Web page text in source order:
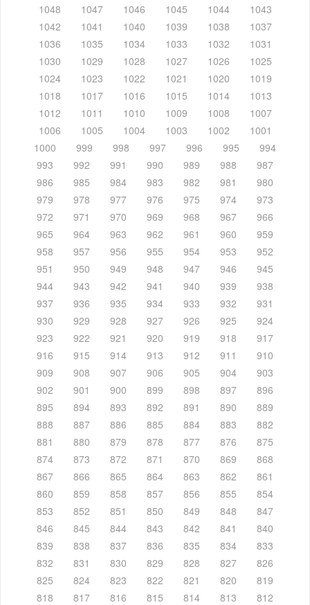
1048
1047 1046 1045 1044
1043
1042
1041 1040 1039 1038
1037
1036
1035 1034 1033 1032
1031
1030
1029 1028 1027 1026
1025
1024
1023 1022 1021 1020
1019
1018
1017 1016 1015 1014
1013
1012
1011 1010 1009 1008
1007
1006
1005 1004 1003 1002
1001
1000
999 998 997 996 995
994
993
992 991 990 989 988
987
986
985 984 983 982 981
980
979
978 977 976 975 974
973
972
971 970 969 968 967
966
965
964 963 962 961 960
959
958
957 956 955 954 953
952
951
950 949 948 947 946
945
944
943 942 941 940 939
938
937
936 935 934 933 932
931
930
929 928 927 926 925
924
923
922 921 920 919 918
917
916
915 914 913 912 911
910
909
908 907 906 905 904
903
902
901 900 899 898 897
896
895
894 893 892 891 890
889
888
887 886 885 884 883
882
881
880 879 878 877 876
875
874
873 872 871 870 869
868
867
866 865 864 863 862
861
860
859 858 857 856 855
854
853
852 851 850 849 848
847
846
845 844 843 842 841
840
839
838 837 836 835 834
833
832
831 830 829 828 827
826
825
824 823 822 821 820
819
818
817 816 815 814 813 812